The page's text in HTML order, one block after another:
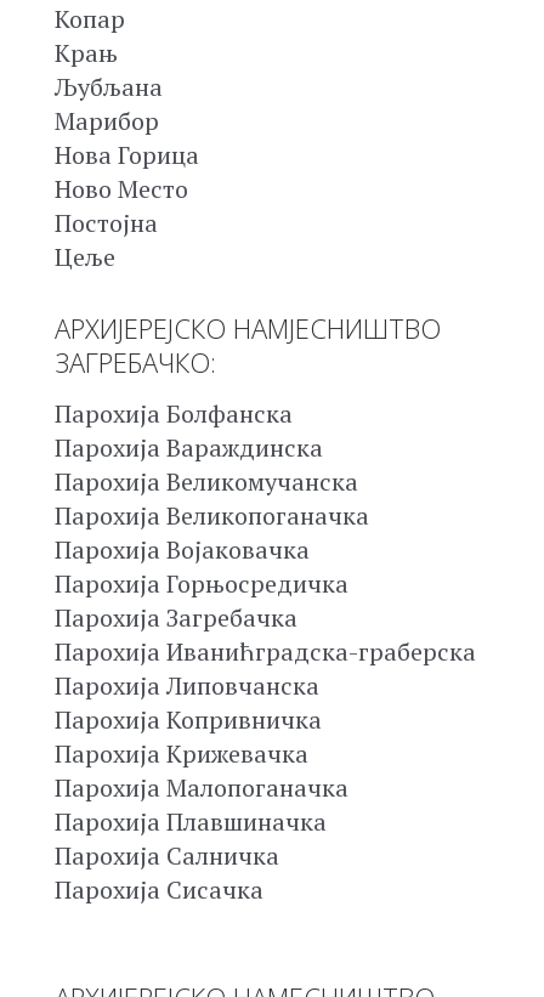
Копар
Крањ
Љубљана
Марибор
Нова Горица
Ново Место
Постојна
Цеље
АРХИЈЕРЕЈСКО НАМЈЕСНИШТВО
ЗАГРЕБАЧКО:
Парохија Болфанска
Парохија Вараждинска
Парохија Великомучанска
Парохија Великопоганачка
Парохија Војаковачка
Парохија Горњосредичка
Парохија Загребачка
Парохија Иванићградска-граберска
Парохија Липовчанска
Парохија Копривничка
Парохија Крижевачка
Парохија Малопоганачка
Парохија Плавшиначка
Парохија Салничка
Парохија Сисачка